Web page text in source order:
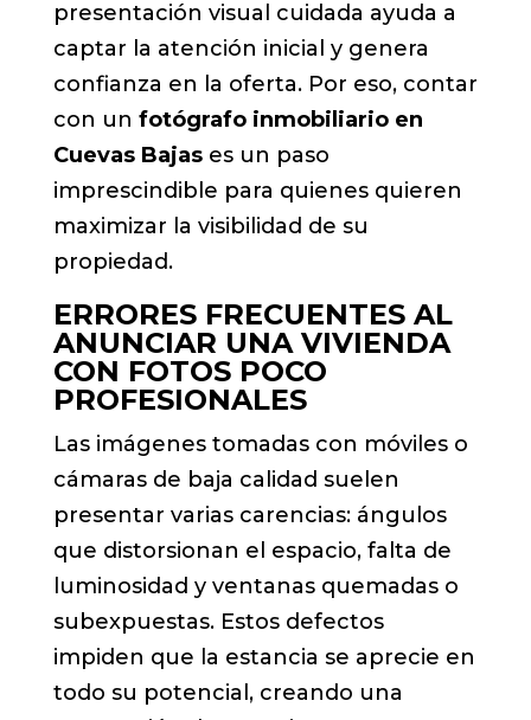
presentación visual cuidada ayuda a
captar la atención inicial y genera
confianza en la oferta. Por eso, contar
con un fotógrafo inmobiliario en
Cuevas Bajases un paso
imprescindible para quienes quieren
maximizar la visibilidad de su
propiedad.
ERRORES FRECUENTES AL
ANUNCIAR UNA VIVIENDA
CON FOTOS POCO
PROFESIONALES
Las imágenes tomadas con móviles o
cámaras de baja calidad suelen
presentar varias carencias: ángulos
que distorsionan el espacio, falta de
luminosidad y ventanas quemadas o
subexpuestas. Estos defectos
impiden que la estancia se aprecie en
todo su potencial, creando una